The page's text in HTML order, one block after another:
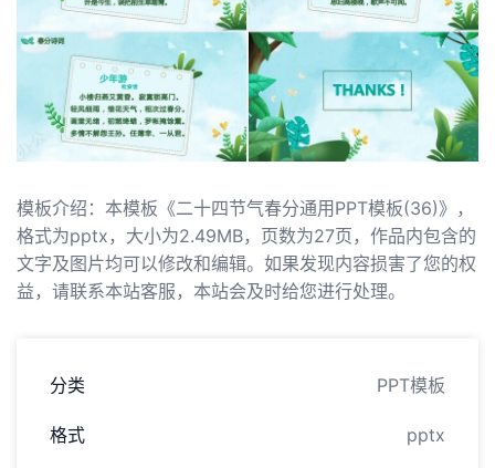
模板介绍：本模板《二十四节气春分通用PPT模板(36)》，
格式为pptx，大小为2.49MB，页数为27页，作品内包含的
文字及图片均可以修改和编辑。如果发现内容损害了您的权
益，请联系本站客服，本站会及时给您进行处理。
分类 PPT模板
格式 pptx